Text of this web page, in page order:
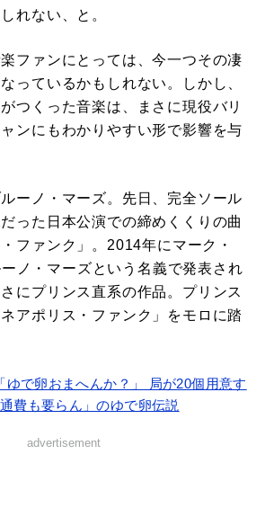
れない、と。
ファンにとっては、今一つその凄
っているかもしれない。しかし、
つくった音楽は、まさに現役バリ
ンにもわかりやすい形で影響を与
ーノ・マーズ。先日、完全ソール
った日本公演での締めくくりの曲
ファンク」。2014年にマーク・
ノ・マーズという名義で発表され
にプリンス直系の作品。プリンス
アポリス・ファンク」をモロに踏
ゆで卵おまへんか？」 局が20個用意す
費も要らん」のゆで卵伝説
advertisement